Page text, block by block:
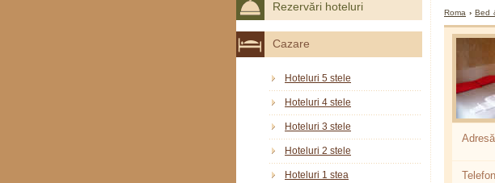
Roma ›Bed
Rezervări hoteluri
Cazare
Hoteluri 5 stele
Hoteluri 4 stele
Hoteluri 3 stele
Hoteluri 2 stele
Hoteluri 1 stea